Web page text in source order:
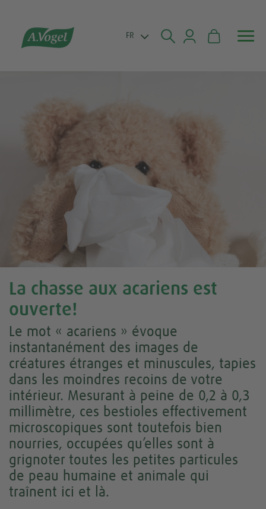

 FR
La chasse aux acariens est
ouverte!
Le mot « acariens » évoque
instantanément des images de
créatures étranges et minuscules, tapies
dans les moindres recoins de votre
intérieur. Mesurant à peine de 0,2 à 0,3
millimètre, ces bestioles effectivement
microscopiques sont toutefois bien
nourries, occupées qu’elles sont à
grignoter toutes les petites particules
de peau humaine et animale qui
traînent ici et là.